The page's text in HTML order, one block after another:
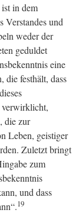
in dem
Verstandes und
weder der
geduldet
eine
die festhält, dass
verwirklicht,
die zur
Leben, geistiger
Zuletzt bringt
zum
und dass
19